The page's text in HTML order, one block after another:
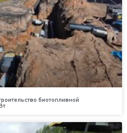
биотопливной